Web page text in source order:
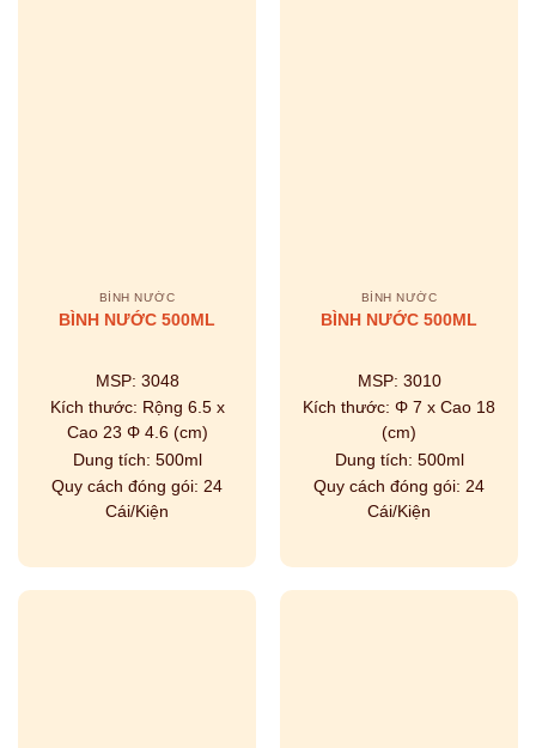
BÌNH NƯỚC
BÌNH NƯỚC 500ML
MSP: 3048
Kích thước: Rộng 6.5 x
Cao 23 Φ 4.6 (cm)
Dung tích: 500ml
Quy cách đóng gói: 24
Cái/Kiện
BÌNH NƯỚC
BÌNH NƯỚC 500ML
MSP: 3010
Kích thước: Φ 7 x Cao 18
(cm)
Dung tích: 500ml
Quy cách đóng gói: 24
Cái/Kiện